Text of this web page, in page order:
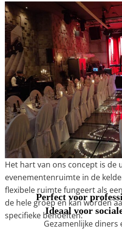
Het hart van ons concept is de
evenementenruimte in de
flexibele ruimte fungeert als
de hele groep en kan worden
specifieke behoeften:
Perfect voor
Ideaal voor
Gezamenlijke diners